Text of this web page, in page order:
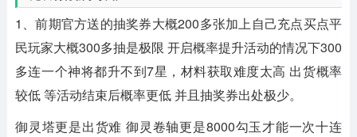
1、前期官方送的抽奖券大概200多张加上自己充点买点平
民玩家大概300多抽是极限 开启概率提升活动的情况下300
多连一个神将都升不到7星，材料获取难度太高 出货概率
较低 等活动结束后概率更低 并且抽奖券出处极少。
御灵塔更是出货难 御灵卷轴更是8000勾玉才能一次十连